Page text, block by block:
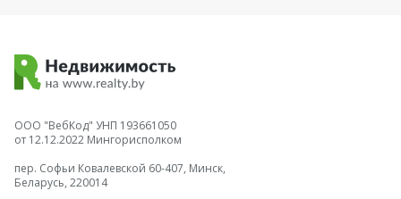
ООО "ВебКод" УНП 193661050
от 12.12.2022 Мингорисполком
пер. Софьи Ковалевской 60-407, Минск,
Беларусь, 220014